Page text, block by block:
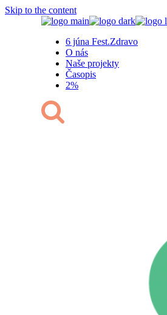
Skip to the content
6 júna Fest.Zdravo
O nás
Naše projekty
Časopis
2%